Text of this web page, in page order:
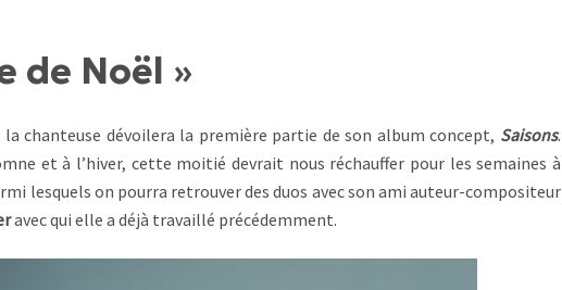
de Noël »
la chanteuse dévoilera la première partie de son album concept, Saisons.
et à l’hiver, cette moitié devrait nous réchauffer pour les semaines à
lesquels on pourra retrouver des duos avec son ami auteur-compositeur
avec qui elle a déjà travaillé précédemment.